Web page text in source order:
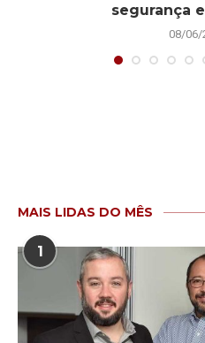
segurança
08/06/
MAIS LIDAS DO MÊS
1